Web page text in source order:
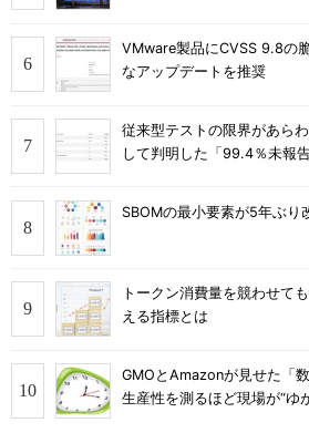
VMware製品にCVSS 9.8の
なアップデートを推奨
従来型テストの限界があら
して判明した「99.4％未報
SBOMの最小要素が5年ぶ
トークン消費量を競わせて
える指標とは
GMOとAmazonが見せた「
生産性を測るほど現場が“ゆ